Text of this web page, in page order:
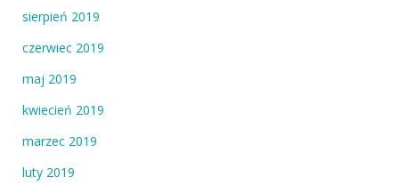
sierpień 2019
czerwiec 2019
maj 2019
kwiecień 2019
marzec 2019
luty 2019